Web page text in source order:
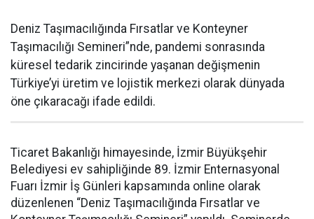
Deniz Taşımacılığında Fırsatlar ve Konteyner
Taşımacılığı Semineri”nde, pandemi sonrasında
küresel tedarik zincirinde yaşanan değişmenin
Türkiye’yi üretim ve lojistik merkezi olarak dünyada
öne çıkaracağı ifade edildi.
Ticaret Bakanlığı himayesinde, İzmir Büyükşehir
Belediyesi ev sahipliğinde 89. İzmir Enternasyonal
Fuarı İzmir İş Günleri kapsamında online olarak
düzenlenen “Deniz Taşımacılığında Fırsatlar ve